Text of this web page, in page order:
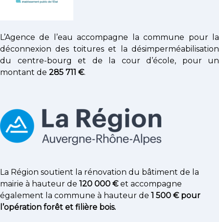
L’Agence de l’eau accompagne la commune pour la
déconnexion des toitures et la désimperméabilisation
du centre-bourg et de la cour d’école, pour un
montant de 285 711 €.
La Région soutient la rénovation du bâtiment de la
mairie à hauteur de 120 000 €et accompagne
également la commune à hauteur de 1 500 € pour
l’opération forêt et filière bois.